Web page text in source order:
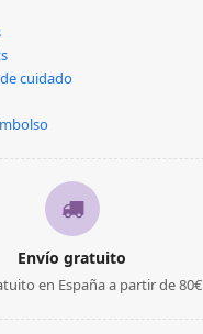
cuidado
Envío gratuito
en España a partir de 80€